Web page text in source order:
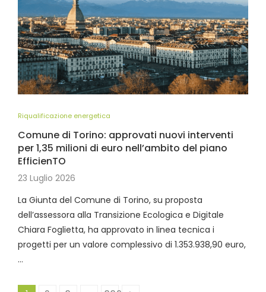
Riqualificazione energetica
Comune di Torino: approvati nuovi interventi
per 1,35 milioni di euro nell’ambito del piano
EfficienTO
23 Luglio 2026
La Giunta del Comune di Torino, su proposta
dell’assessora alla Transizione Ecologica e Digitale
Chiara Foglietta, ha approvato in linea tecnica i
progetti per un valore complessivo di 1.353.938,90 euro,
…